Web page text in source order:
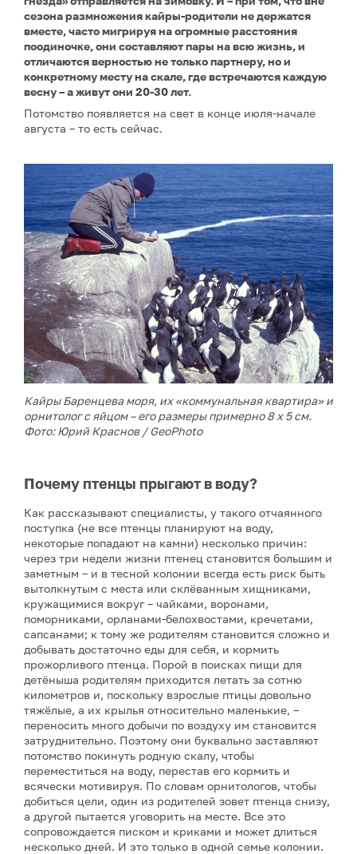
сезона размножения кайры-родители не держатся
вместе, часто мигрируя на огромные расстояния
поодиночке, они составляют пары на всю жизнь, и
отличаются верностью не только партнеру, но и
конкретному месту на скале, где встречаются каждую
весну – а живут они 20-30 лет.
Потомство появляется на свет в конце июля-начале
августа – то есть сейчас.
Кайры Баренцева моря, их «коммунальная квартира» и
орнитолог с яйцом – его размеры примерно 8 х 5 см.
Фото: Юрий Краснов / GeoPhoto
Почему птенцы прыгают в воду?
Как рассказывают специалисты, у такого отчаянного
поступка (не все птенцы планируют на воду,
некоторые попадают на камни) несколько причин:
через три недели жизни птенец становится большим и
заметным – и в тесной колонии всегда есть риск быть
вытолкнутым с места или склёванным хищниками,
кружащимися вокруг – чайками, воронами,
поморниками, орланами-белохвостами, кречетами,
сапсанами; к тому же родителям становится сложно и
добывать достаточно еды для себя, и кормить
прожорливого птенца. Порой в поисках пищи для
детёныша родителям приходится летать за сотню
километров и, поскольку взрослые птицы довольно
тяжёлые, а их крылья относительно маленькие, –
переносить много добычи по воздуху им становится
затруднительно. Поэтому они буквально заставляют
потомство покинуть родную скалу, чтобы
переместиться на воду, перестав его кормить и
всячески мотивируя. По словам орнитологов, чтобы
добиться цели, один из родителей зовет птенца снизу,
а другой пытается уговорить на месте. Все это
сопровождается писком и криками и может длиться
несколько дней. И это только в одной семье колонии.